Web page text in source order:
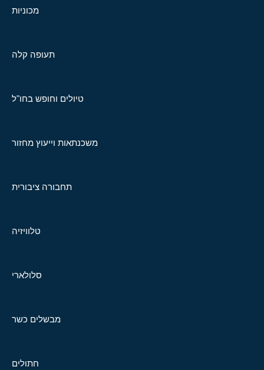
מכוניות
תעופה קלה
טיולים וחופש בחו"ל
משכנתאות וייעוץ מחזור
תחבורה ציבורית
טלוויזיה
סלולארי
מבשלים כשר
חתולים